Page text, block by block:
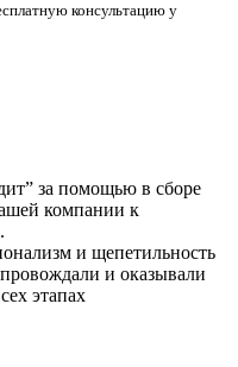
консультацию у
за помощью в сборе
компании к
и щепетильность
и оказывали
этапах